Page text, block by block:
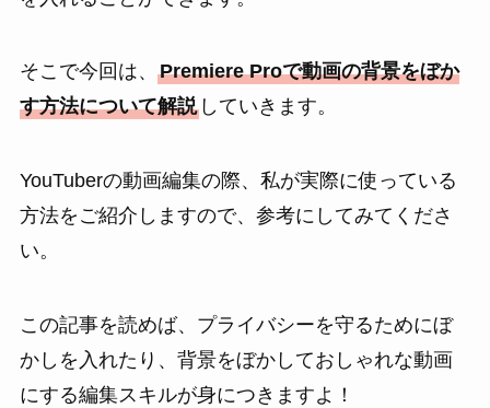
そこで今回は、 Premiere Proで動画の背景をぼか
す方法について解説していきます。
YouTuberの動画編集の際、私が実際に使っている
方法をご紹介しますので、参考にしてみてくださ
い。
この記事を読めば、プライバシーを守るためにぼ
かしを入れたり、背景をぼかしておしゃれな動画
にする編集スキルが身につきますよ！